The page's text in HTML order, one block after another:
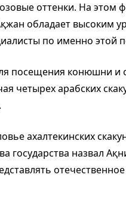
оттенки. На этом
обладает высоким
по именно этой
посещения конюшни и
четырех арабских
ахалтекинских
государства назвал